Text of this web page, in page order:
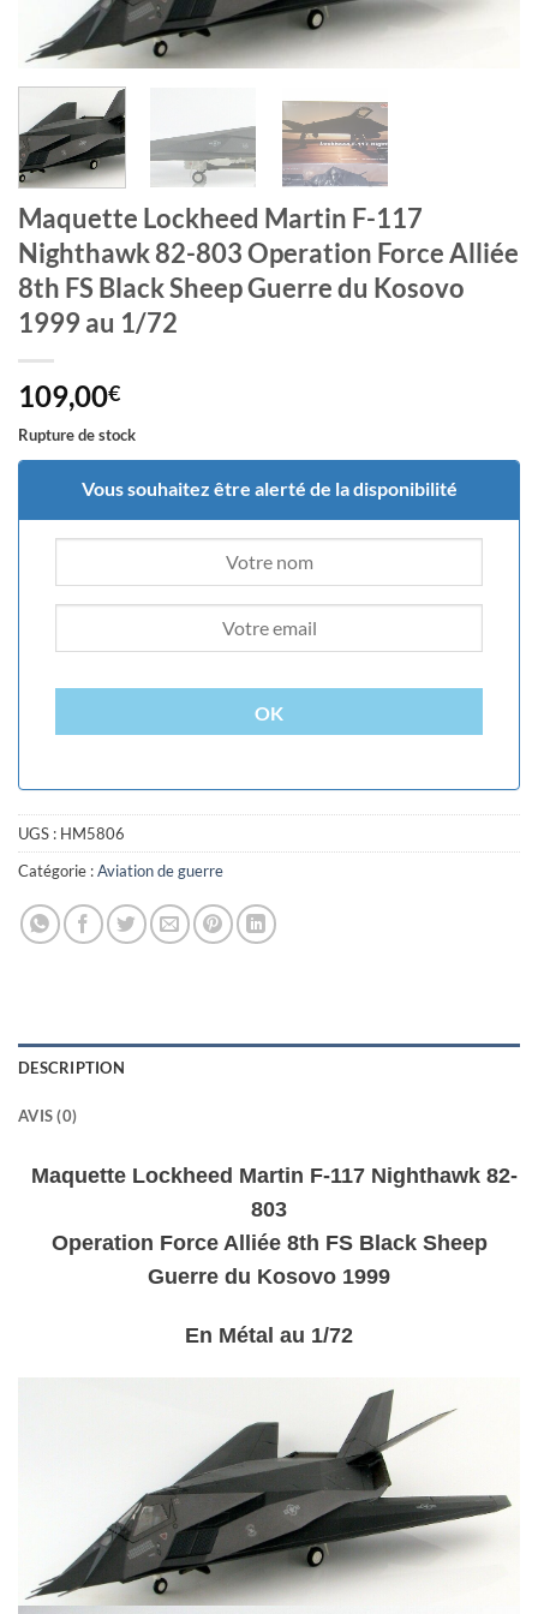
Maquette Lockheed Martin F-117
Nighthawk 82-803 Operation Force Alliée
8th FS Black Sheep Guerre du Kosovo
1999 au 1/72
109,00€
Rupture de stock
Vous souhaitez être alerté de la disponibilité
OK
UGS : HM5806
Catégorie :Aviation de guerre
DESCRIPTION
AVIS (0)
Maquette Lockheed Martin F-117 Nighthawk 82-
803
Operation Force Alliée 8th FS Black Sheep
Guerre du Kosovo 1999
En Métal au 1/72